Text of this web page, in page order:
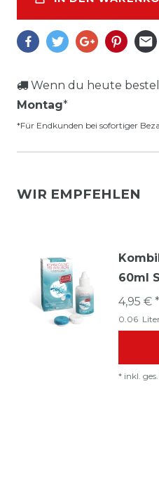
Wenn du heute
Montag*
*Für Endkunden bei sofortiger
WIR EMPFEHLEN
60ml
4,95 € *
0.06
* inkl.